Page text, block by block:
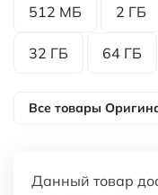
512 МБ 2 ГБ
32 ГБ 64 ГБ
Все товары
Данный товар